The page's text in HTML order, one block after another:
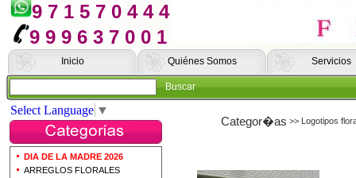
9 7 1 5 7 0 4 4 4
9 9 9 6 3 7 0 0 1
Inicio Quiénes Somos Servicios
Buscar
Select Language ▼
DIA DE LA MADRE 2026
ARREGLOS FLORALES
Categor�as >> Logotipos